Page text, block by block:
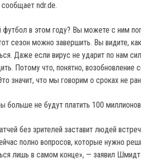
ndr.de.
в этом году? Вы можете с ним
сезон можно завершить. Вы видите,
Даже если вирус не ударит по нам
Потому что, понятно, возобновление
значит, что мы говорим о сроках не
больше не будут платить 100
без зрителей заставит людей
полно вопросов, которые нужно
лишь в самом конце», — заявил